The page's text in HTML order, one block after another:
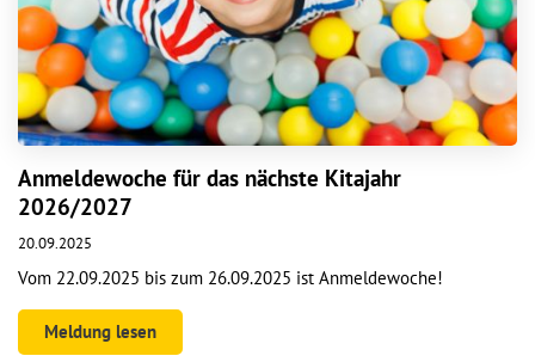
Anmeldewoche für das nächste Kitajahr
2026/2027
20.09.2025
Vom 22.09.2025 bis zum 26.09.2025 ist Anmeldewoche!
Meldung lesen